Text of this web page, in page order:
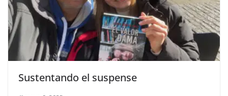
Sustentando el suspense